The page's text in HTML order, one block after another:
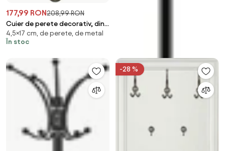
177,99 RON208,99 RON
Cuier de perete decorativ, din
alama Octopus
4,5×17 cm, de perete, de metal
În stoc
-28 %